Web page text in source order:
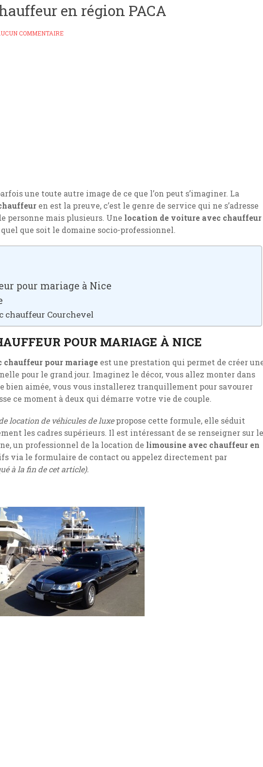
en région PACA
COMMENTAIRE
une toute autre image de ce que l’on peut s’imaginer. La
en est la preuve, c’est le genre de service qui ne s’adresse
personne mais plusieurs. Une location de voiture avec chauffeur
que soit le domaine socio-professionnel.
pour mariage à Nice
chauffeur Courchevel
POUR MARIAGE À NICE
chauffeur pour mariage est une prestation qui permet de créer
pour le grand jour. Imaginez le décor, vous allez monter dans
bien aimée, vous vous installerez tranquillement pour savourer
ce moment à deux qui démarre votre vie de couple.
de location de véhicules de luxepropose cette formule, elle séduit
les cadres supérieurs. Il est intéressant de se renseigner sur le
un professionnel de la location de limousine avec chauffeur en
via le formulaire de contact ou appelez directement par
à la fin de cet article).